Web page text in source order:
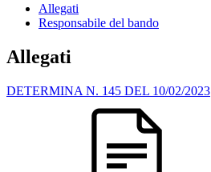
Allegati
Responsabile del bando
Allegati
DETERMINA N. 145 DEL 10/02/2023